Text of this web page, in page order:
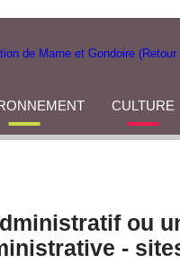
CULTURE
ou
-